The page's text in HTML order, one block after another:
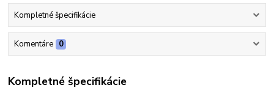
Kompletné špecifikácie
Komentáre 0
Kompletné špecifikácie